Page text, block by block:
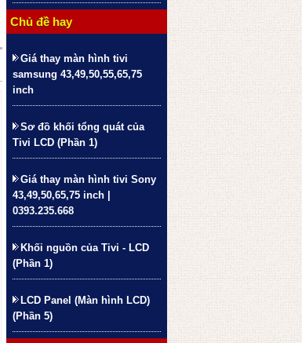
Chủ đề hay
Giá thay màn hình tivi
samsung 43,49,50,55,65,75
inch
Sơ đồ khối tổng quát của
Tivi LCD (Phần 1)
Giá thay màn hình tivi Sony
43,49,50,65,75 inch |
0393.235.668
Khối nguồn của Tivi - LCD
(Phần 1)
LCD Panel (Màn hình LCD)
(Phần 5)